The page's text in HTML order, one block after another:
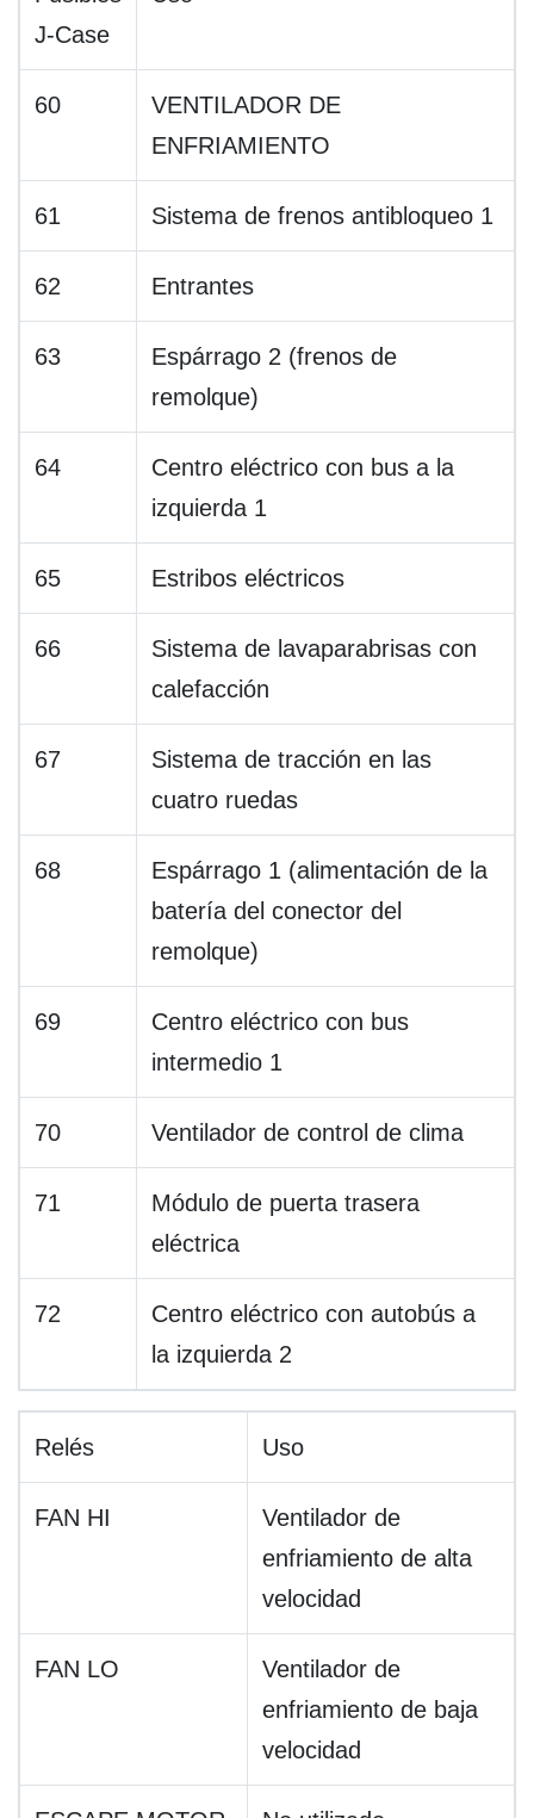
J-Case
60
VENTILADOR DE
ENFRIAMIENTO
61 Sistema de frenos antibloqueo 1
62 Entrantes
63
Espárrago 2 (frenos de
remolque)
64
Centro eléctrico con bus a la
izquierda 1
65 Estribos eléctricos
66
Sistema de lavaparabrisas con
calefacción
67
Sistema de tracción en las
cuatro ruedas
68
Espárrago 1 (alimentación de la
batería del conector del
remolque)
69
Centro eléctrico con bus
intermedio 1
70 Ventilador de control de clima
71
Módulo de puerta trasera
eléctrica
72
Centro eléctrico con autobús a
la izquierda 2
Relés Uso
FAN HI
Ventilador de
enfriamiento de alta
velocidad
FAN LO
Ventilador de
enfriamiento de baja
velocidad